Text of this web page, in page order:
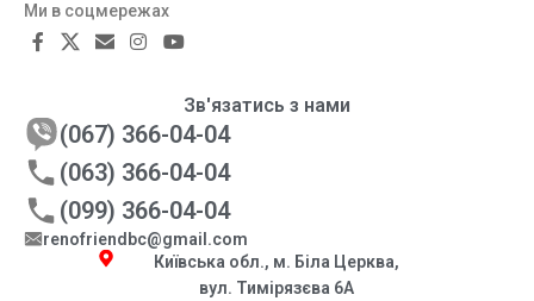
Ми в соцмережах
Зв'язатись з нами
(067) 366-04-04
(063) 366-04-04
(099) 366-04-04
renofriendbc@gmail.com
Київська обл., м. Біла Церква,
вул. Тимірязєва 6А